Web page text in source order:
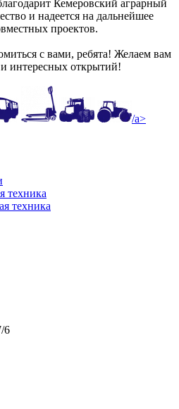
Кемеровский аграрный
и надеется на дальнейшее
проектов.
с вами, ребята! Желаем вам
и интересных открытий!
/a>
техника
техника
6